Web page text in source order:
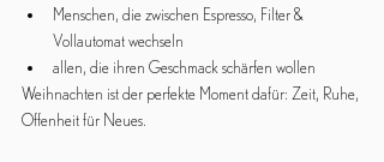
Menschen, die zwischen Espresso, Filter &
Vollautomat wechseln
allen, die ihren Geschmack schärfen wollen
Weihnachten ist der perfekte Moment dafür: Zeit, Ruhe,
Offenheit für Neues.